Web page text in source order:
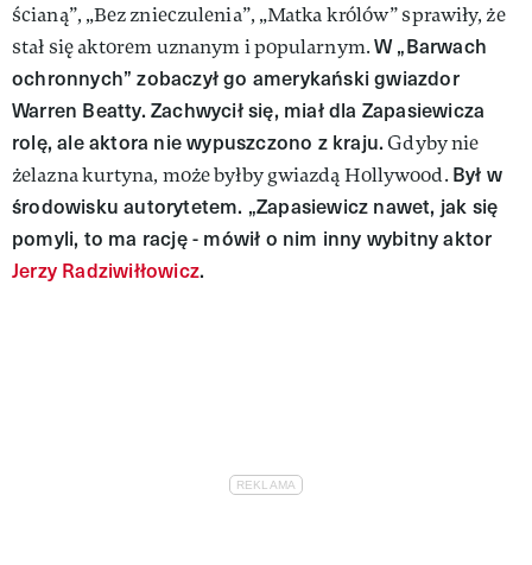
ścianą”, „Bez znieczulenia”, „Matka królów” sprawiły, że
stał się aktorem uznanym i popularnym.W „Barwach
ochronnych” zobaczył go amerykański gwiazdor
Warren Beatty. Zachwycił się, miał dla Zapasiewicza
rolę, ale aktora nie wypuszczono z kraju. Gdyby nie
żelazna kurtyna, może byłby gwiazdą Hollywood. Był w
środowisku autorytetem. „Zapasiewicz nawet, jak się
pomyli, to ma rację - mówił o nim inny wybitny aktor
Jerzy Radziwiłłowicz.